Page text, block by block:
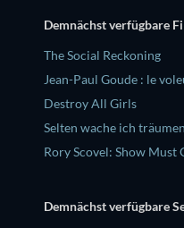
Demnächst verfügbare
The Social Reckoning
Jean-Paul Goude : le
Destroy All Girls
Selten wache ich
Rory Scovel: Show Must
Demnächst verfügbare